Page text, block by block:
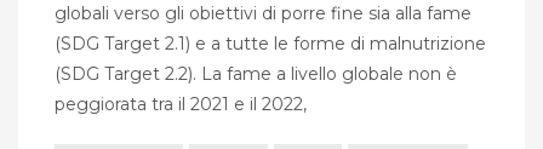
globali verso gli obiettivi di porre fine sia alla fame
(SDG Target 2.1) e a tutte le forme di malnutrizione
(SDG Target 2.2). La fame a livello globale non è
peggiorata tra il 2021 e il 2022,